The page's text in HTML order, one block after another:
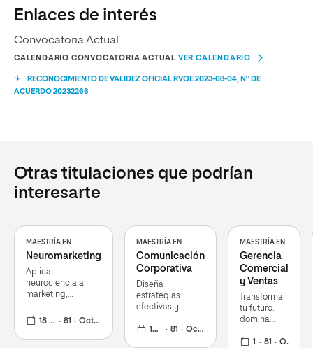
Enlaces de interés
Convocatoria Actual:
CALENDARIO CONVOCATORIA ACTUAL VER CALENDARIO
RECONOCIMIENTO DE VALIDEZ OFICIAL RVOE 2023-08-04, Nº DE
ACUERDO 20232266
Otras titulaciones que podrían
interesarte
MAESTRÍA EN
Neuromarketing
Aplica
neurociencia al
marketing,
experiencia del
optimiza
18 meses 81 Octubre 2026
MAESTRÍA EN
Comunicación
Corporativa
Diseña
estrategias
efectivas y
identidad
18 meses 81 Octubre 2026
MAESTRÍA EN
Gerencia
Comercial
y Ventas
Transforma
tu futuro:
domina
globales,
18 meses 81 Octubre 2026